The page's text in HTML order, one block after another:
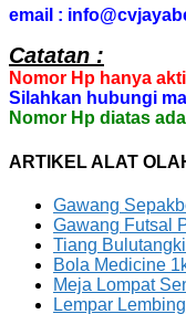
email :
Catatan :
Nomor Hp hanya
Silahkan hubungi
Nomor Hp diatas
ARTIKEL ALAT
Gawang
Gawang Futsal
Tiang
Bola Medicine
Meja Lompat
Lempar